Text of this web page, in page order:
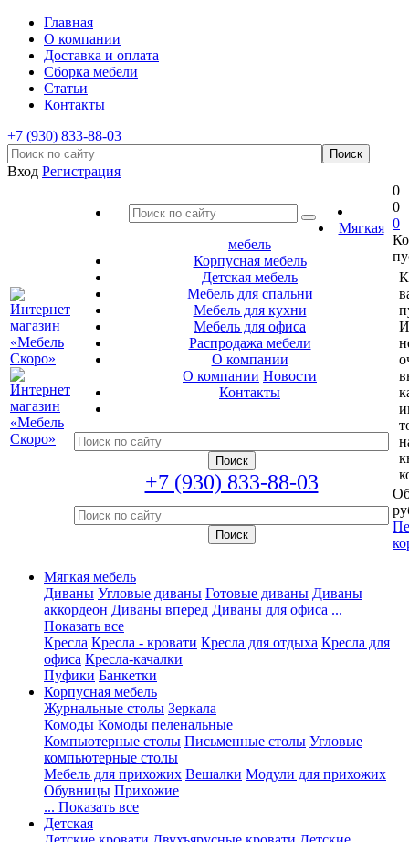
Главная
О компании
Доставка и оплата
Сборка мебели
Статьи
Контакты
+7 (930) 833-88-03
Вход Регистрация
Мягкая
мебель
Корпусная мебель
Детская мебель
Мебель для спальни
Мебель для кухни
Мебель для офиса
Распродажа мебели
О компании
О компании Новости
Контакты
+7 (930) 833-88-03
0
0
0
Мягкая мебель
Диваны Угловые диваны Готовые диваны Диваны
аккордеон Диваны вперед Диваны для офиса ...
Показать все
Кресла Кресла - кровати Кресла для отдыха Кресла для
офиса Кресла-качалки
Пуфики Банкетки
Корпусная мебель
Журнальные столы Зеркала
Комоды Комоды пеленальные
Компьютерные столы Письменные столы Угловые
компьютерные столы
Мебель для прихожих Вешалки Модули для прихожих
Обувницы Прихожие
... Показать все
Детская